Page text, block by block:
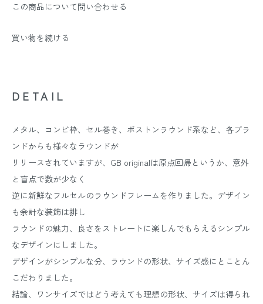
この商品について問い合わせる
買い物を続ける
DETAIL
メタル、コンビ枠、セル巻き、ボストンラウンド系など、各ブラ
ンドからも様々なラウンドが
リリースされていますが、GB originalは原点回帰というか、意外
と盲点で数が少なく
逆に新鮮なフルセルのラウンドフレームを作りました。デザイン
も余計な装飾は排し
ラウンドの魅力、良さをストレートに楽しんでもらえるシンプル
なデザインにしました。
デザインがシンプルな分、ラウンドの形状、サイズ感にとことん
こだわりました。
結論、ワンサイズではどう考えても理想の形状、サイズは得られ